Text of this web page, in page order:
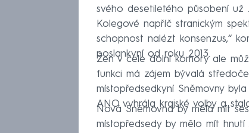
svého desetiletého působení už
Kolegové napříč stranickým
schopnost nalézt konsenzus,“
poslankyní od roku 2013.
Žen v čele dolní komory ale
funkci má zájem bývalá
místopředsedkyní Sněmovny
ANO vyhrála krajské volby a
Nová Sněmovna by měla mít
místopředsedy by mělo mít